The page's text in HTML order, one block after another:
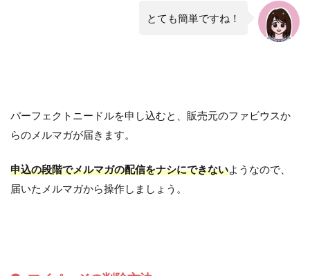
とても簡単ですね！
パーフェクトニードルを申し込むと、販売元のファビウスか
らのメルマガが届きます。
申込の段階でメルマガの配信をナシにできないようなので、
届いたメルマガから操作しましょう。